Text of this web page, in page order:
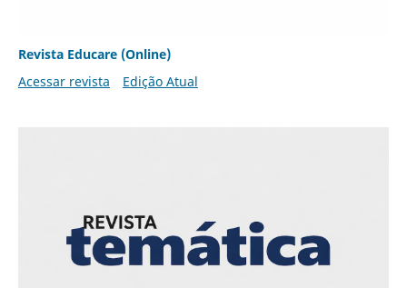
Revista Educare (Online)
Acessar revista
Edição Atual